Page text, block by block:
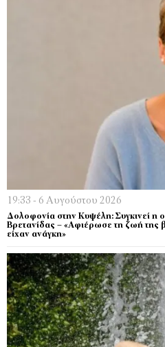
19:33 - 6 Αυγούστου 2026
Δολοφονία στην Κυψέλη: Συγκινεί η
Βρετανίδας – «Αφιέρωσε τη ζωή
είχαν ανάγκη»